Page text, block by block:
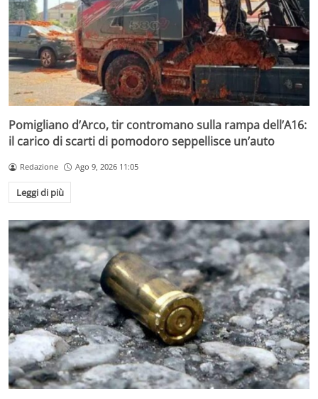
Pomigliano d’Arco, tir contromano sulla rampa dell’A16:
il carico di scarti di pomodoro seppellisce un’auto
Redazione Ago 9, 2026 11:05
Leggi di più